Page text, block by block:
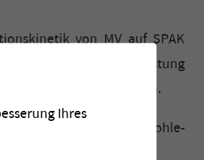
von MV auf SPAK
die MV-Entfernungsleistung
bei Kontaktzeiten <30 Min.
superfeine Pulveraktivkohle-
Ihres